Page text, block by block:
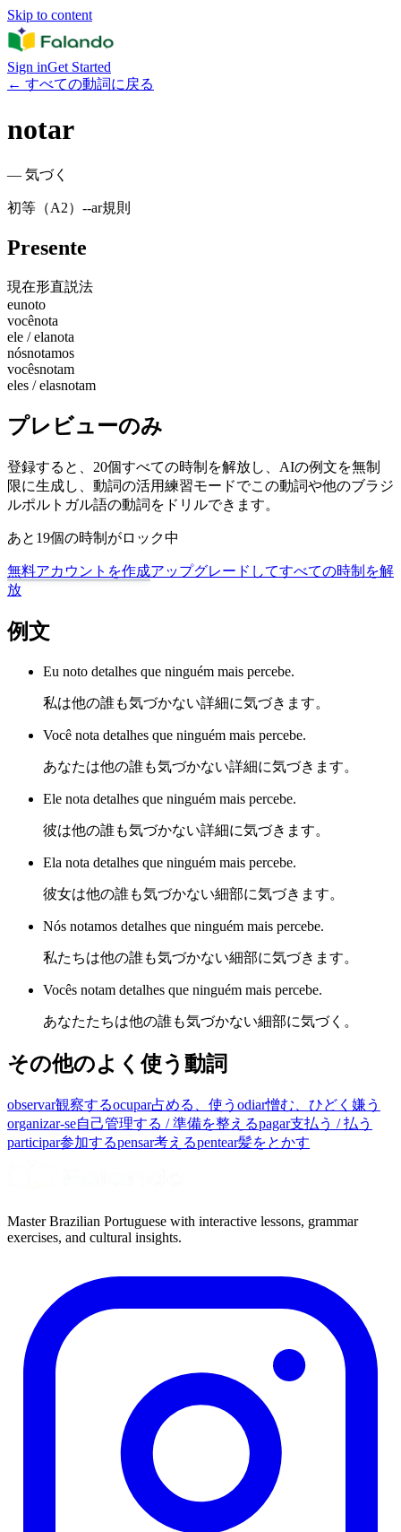
Skip to content
Sign inGet Started
← すべての動詞に戻る
notar
— 気づく
初等（A2） --ar規則
Presente
現在形直説法
eunoto
vocênota
ele / elanota
nósnotamos
vocêsnotam
eles / elasnotam
プレビューのみ
登録すると、20個すべての時制を解放し、AIの例文を無制
限に生成し、動詞の活用練習モードでこの動詞や他のブラジ
ルポルトガル語の動詞をドリルできます。
あと19個の時制がロック中
無料アカウントを作成アップグレードしてすべての時制を解
放
例文
Eu noto detalhes que ninguém mais percebe.
私は他の誰も気づかない詳細に気づきます。
Você nota detalhes que ninguém mais percebe.
あなたは他の誰も気づかない詳細に気づきます。
Ele nota detalhes que ninguém mais percebe.
彼は他の誰も気づかない詳細に気づきます。
Ela nota detalhes que ninguém mais percebe.
彼女は他の誰も気づかない細部に気づきます。
Nós notamos detalhes que ninguém mais percebe.
私たちは他の誰も気づかない細部に気づきます。
Vocês notam detalhes que ninguém mais percebe.
あなたたちは他の誰も気づかない細部に気づく。
その他のよく使う動詞
observar観察するocupar占める、使う odiar憎む、ひどく嫌う
organizar-se自己管理する / 準備を整えるpagar支払う / 払う
participar参加するpensar考えるpentear髪をとかす
Master Brazilian Portuguese with interactive lessons, grammar
exercises, and cultural insights.